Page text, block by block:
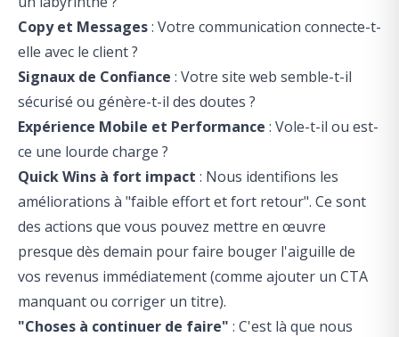
Copy et Messages: Votre communication connecte-t-
elle avec le client ?
Signaux de Confiance : Votre site web semble-t-il
sécurisé ou génère-t-il des doutes ?
Expérience Mobile et Performance : Vole-t-il ou est-
ce une lourde charge ?
Quick Wins à fort impact : Nous identifions les
améliorations à "faible effort et fort retour". Ce sont
des actions que vous pouvez mettre en œuvre
presque dès demain pour faire bouger l'aiguille de
vos revenus immédiatement (comme ajouter un CTA
manquant ou corriger un titre).
"Choses à continuer de faire" : C'est là que nous